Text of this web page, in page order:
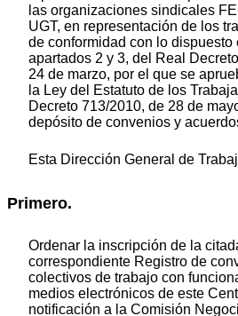
las organizaciones sindicales
UGT, en representación de los
de conformidad con lo dispuesto
apartados 2 y 3, del Real
24 de marzo, por el que se
la Ley del Estatuto de los
Decreto 713/2010, de 28 de
depósito de convenios y
Esta Dirección General de
Primero.
Ordenar la inscripción de la
correspondiente Registro de
colectivos de trabajo con
medios electrónicos de este
notificación a la Comisión